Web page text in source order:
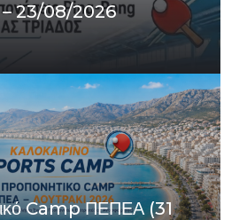
– 23/08/2026
Camp ΠΕΠΕΑ (31